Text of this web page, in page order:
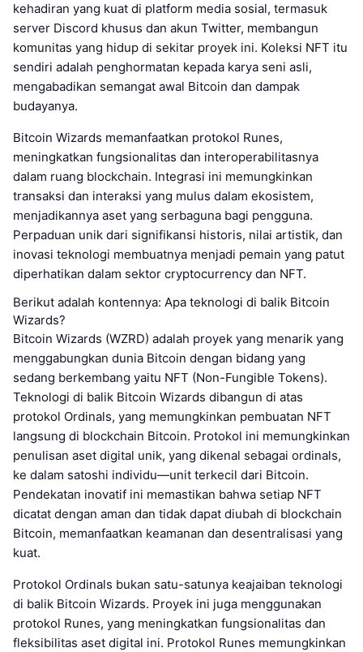
kehadiran yang kuat di platform media sosial, termasuk
server Discord khusus dan akun Twitter, membangun
komunitas yang hidup di sekitar proyek ini. Koleksi NFT itu
sendiri adalah penghormatan kepada karya seni asli,
mengabadikan semangat awal Bitcoin dan dampak
budayanya.
Bitcoin Wizards memanfaatkan protokol Runes,
meningkatkan fungsionalitas dan interoperabilitasnya
dalam ruang blockchain. Integrasi ini memungkinkan
transaksi dan interaksi yang mulus dalam ekosistem,
menjadikannya aset yang serbaguna bagi pengguna.
Perpaduan unik dari signifikansi historis, nilai artistik, dan
inovasi teknologi membuatnya menjadi pemain yang patut
diperhatikan dalam sektor cryptocurrency dan NFT.
Berikut adalah kontennya: Apa teknologi di balik Bitcoin
Wizards?
Bitcoin Wizards (WZRD) adalah proyek yang menarik yang
menggabungkan dunia Bitcoin dengan bidang yang
sedang berkembang yaitu NFT (Non-Fungible Tokens).
Teknologi di balik Bitcoin Wizards dibangun di atas
protokol Ordinals, yang memungkinkan pembuatan NFT
langsung di blockchain Bitcoin. Protokol ini memungkinkan
penulisan aset digital unik, yang dikenal sebagai ordinals,
ke dalam satoshi individu—unit terkecil dari Bitcoin.
Pendekatan inovatif ini memastikan bahwa setiap NFT
dicatat dengan aman dan tidak dapat diubah di blockchain
Bitcoin, memanfaatkan keamanan dan desentralisasi yang
kuat.
Protokol Ordinals bukan satu-satunya keajaiban teknologi
di balik Bitcoin Wizards. Proyek ini juga menggunakan
protokol Runes, yang meningkatkan fungsionalitas dan
fleksibilitas aset digital ini. Protokol Runes memungkinkan